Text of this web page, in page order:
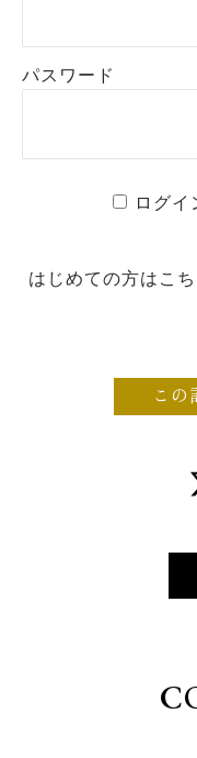
パスワード
ログイ
はじめての方はこち
この
C